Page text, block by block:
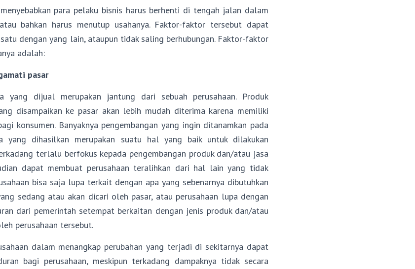
para pelaku bisnis harus berhenti di tengah jalan dalam
atau bahkan harus menutup usahanya. Faktor-faktor tersebut dapat
dengan yang lain, ataupun tidak saling berhubungan. Faktor-faktor
adalah:
pasar
yang dijual merupakan jantung dari sebuah perusahaan. Produk
disampaikan ke pasar akan lebih mudah diterima karena memiliki
konsumen. Banyaknya pengembangan yang ingin ditanamkan pada
yang dihasilkan merupakan suatu hal yang baik untuk dilakukan
terlalu berfokus kepada pengembangan produk dan/atau jasa
dapat membuat perusahaan teralihkan dari hal lain yang tidak
bisa saja lupa terkait dengan apa yang sebenarnya dibutuhkan
sedang atau akan dicari oleh pasar, atau perusahaan lupa dengan
dari pemerintah setempat berkaitan dengan jenis produk dan/atau
perusahaan tersebut.
dalam menangkap perubahan yang terjadi di sekitarnya dapat
bagi perusahaan, meskipun terkadang dampaknya tidak secara